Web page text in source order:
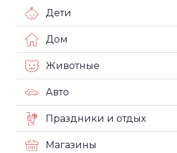
Дети
Дом
Животные
Авто
Праздники и отдых
Магазины